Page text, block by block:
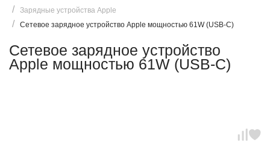
Зарядные устройства Apple
Сетевое зарядное устройство Apple мощностью 61W (USB-C)
Сетевое зарядное устройство
Apple мощностью 61W (USB-C)